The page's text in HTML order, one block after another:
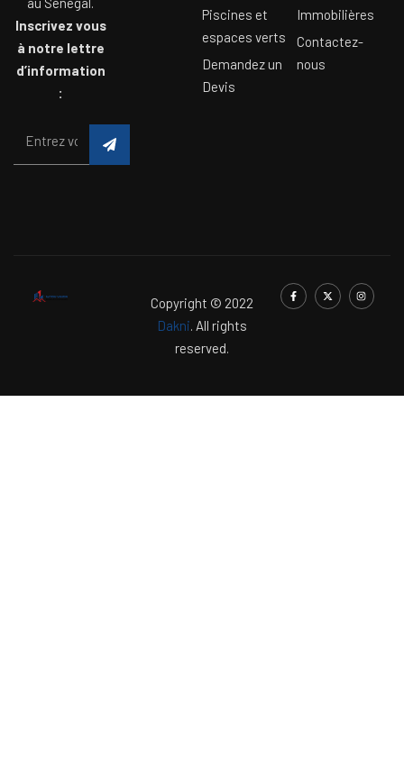
Inscrivez vous
à notre lettre
d’information
:
Piscines et
espaces verts
Demandez un
Devis
Immobilières
Contactez-
nous
Copyright © 2022
Dakni. All rights
reserved.